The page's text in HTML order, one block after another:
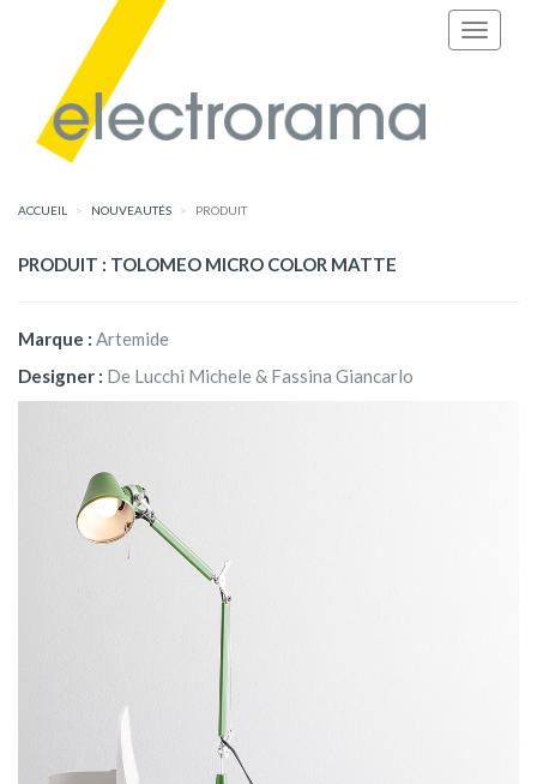
ACCUEIL NOUVEAUTÉS PRODUIT
PRODUIT : TOLOMEO MICRO COLOR MATTE
Marque : Artemide
Designer : De Lucchi Michele & Fassina Giancarlo